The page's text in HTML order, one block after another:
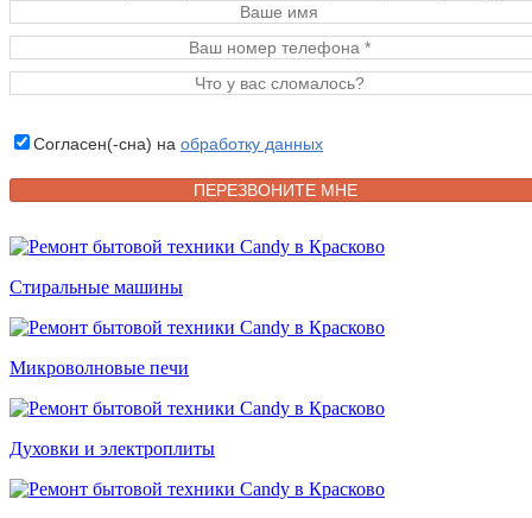
Согласен(-сна) на обработку данных
Стиральные машины
Микроволновые печи
Духовки и электроплиты